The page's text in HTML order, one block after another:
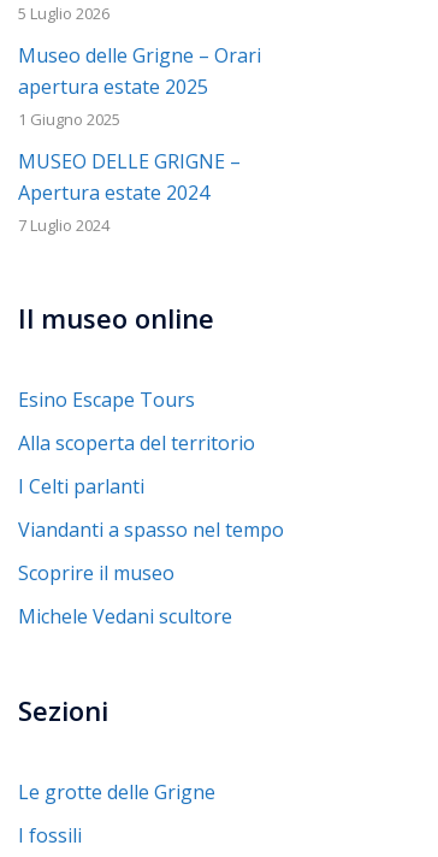
5 Luglio 2026
Museo delle Grigne – Orari
apertura estate 2025
1 Giugno 2025
MUSEO DELLE GRIGNE –
Apertura estate 2024
7 Luglio 2024
Il museo online
Esino Escape Tours
Alla scoperta del territorio
I Celti parlanti
Viandanti a spasso nel tempo
Scoprire il museo
Michele Vedani scultore
Sezioni
Le grotte delle Grigne
I fossili